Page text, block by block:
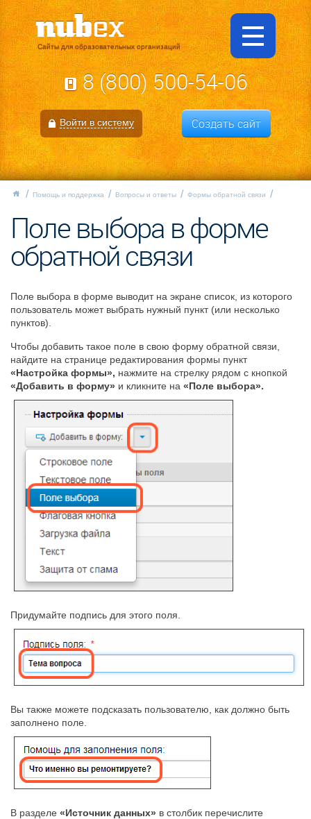
Сайты для образовательных организаций
8 (800) 500-54-06
Войти в систему Создать сайт
Помощь и поддержка Вопросы и ответы Формы обратной связи
Поле выбора в форме
обратной связи
Поле выбора в форме выводит на экране список, из которого
пользователь может выбрать нужный пункт (или несколько
пунктов).
Чтобы добавить такое поле в свою форму обратной связи,
найдите на странице редактирования формы пункт
«Настройка формы», нажмите на стрелку рядом с кнопкой
«Добавить в форму» и кликните на «Поле выбора».
Придумайте подпись для этого поля.
Вы также можете подсказать пользователю, как должно быть
заполнено поле.
В разделе «Источник данных» в столбик перечислите